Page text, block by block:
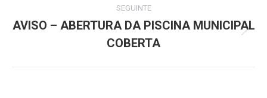
SEGUINTE
post:
AVISO – ABERTURA DA PISCINA MUNICIPAL
COBERTA